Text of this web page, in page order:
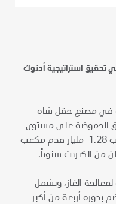
تحقيق استراتيجية أدنوك
في مصنع حقل شاه
الحموضة على مستوى
العالم، مع سعة وطاقة إنتاجية تقدر ب 1.28 مليار قدم مكعب
الغاز، ويشمل
بدوره أربعة من أكبر